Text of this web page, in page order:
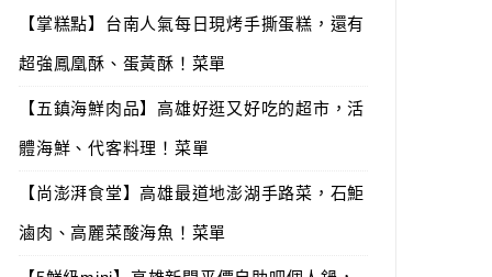
【掌糕點】台南人氣每日現烤手撕蛋糕，還有
超強鳳凰酥、蛋黃酥！菜單
【五鎮海鮮肉品】高雄好逛又好吃的超市，活
體海鮮、代客料理！菜單
【尚澎湃食堂】高雄最道地澎湖手路菜，石鮔
滷肉、高麗菜酸海魚！菜單